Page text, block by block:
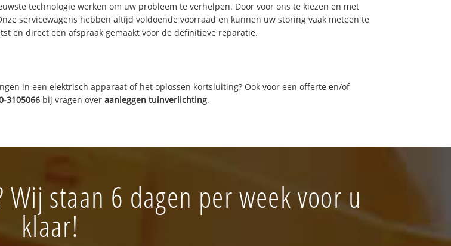
technologie werken om uw probleem te verhelpen. Door voor ons te kiezen en met
servicewagens hebben altijd voldoende voorraad en kunnen uw storing vaak meteen te
en direct een afspraak gemaakt voor de definitieve reparatie.
in een elektrisch apparaat of het oplossen kortsluiting? Ook voor een offerte en/of
3105066 bij vragen overaanleggen tuinverlichting.
staan 6 dagen per week voor u
klaar!